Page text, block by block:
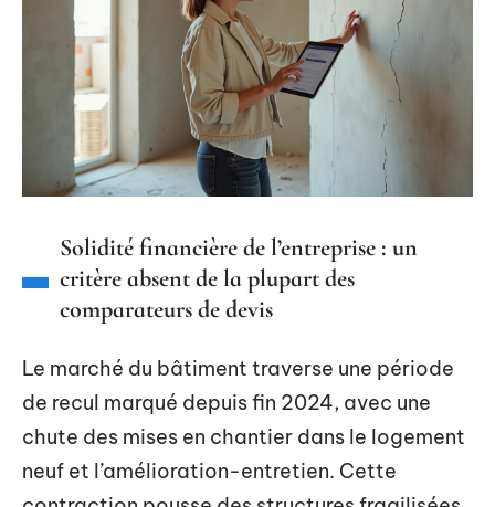
Solidité financière de l’entreprise : un
critère absent de la plupart des
comparateurs de devis
Le marché du bâtiment traverse une période
de recul marqué depuis fin 2024, avec une
chute des mises en chantier dans le logement
neuf et l’amélioration-entretien. Cette